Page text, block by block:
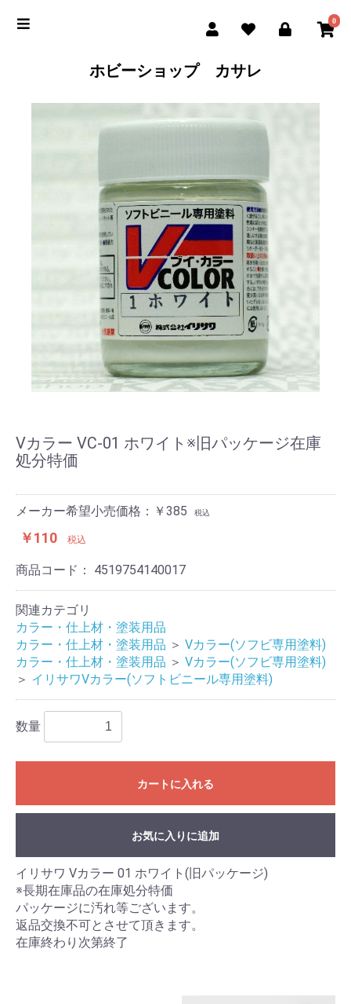
0
ホビーショップ カサレ
Vカラー VC-01 ホワイト※旧パッケージ在庫
処分特価
メーカー希望小売価格：￥385 税込
￥110 税込
商品コード： 4519754140017
関連カテゴリ
カラー・仕上材・塗装用品
カラー・仕上材・塗装用品 ＞ Vカラー(ソフビ専用塗料)
カラー・仕上材・塗装用品 ＞ Vカラー(ソフビ専用塗料)
＞ イリサワVカラー(ソフトビニール専用塗料)
数量
カートに入れる
お気に入りに追加
イリサワ Vカラー 01 ホワイト(旧パッケージ)
※長期在庫品の在庫処分特価
パッケージに汚れ等ございます。
返品交換不可とさせて頂きます。
在庫終わり次第終了